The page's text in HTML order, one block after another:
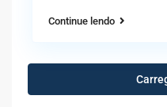
Continue lendo